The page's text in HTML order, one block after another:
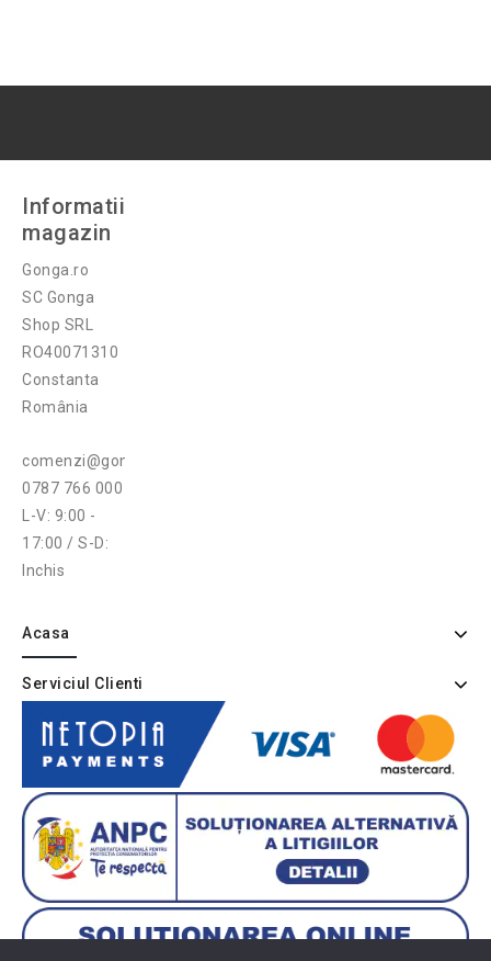
Informatii
magazin
Gonga.ro
SC Gonga
Shop SRL
RO40071310
Constanta
România
comenzi@gonga.ro
0787 766 000
L-V: 9:00 -
17:00 / S-D:
Inchis
Acasa
Serviciul Clienti